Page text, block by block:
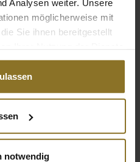
Analysen weiter. Unsere
möglicherweise mit
Sie ihnen bereitgestellt
notwendig
die Armlehnen
Abstand zur
für eine besondere